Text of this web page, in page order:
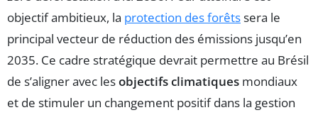
objectif ambitieux, la protection des forêtssera le
principal vecteur de réduction des émissions jusqu’en
2035. Ce cadre stratégique devrait permettre au Brésil
de s’aligner avec lesobjectifs climatiques mondiaux
et de stimuler un changement positif dans la gestion